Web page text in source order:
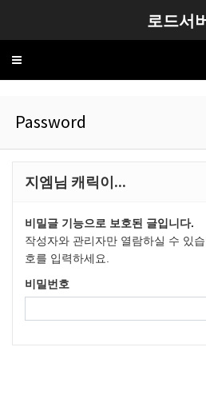
로드서
Toggle
Password
지엠님 캐릭이...
비밀글 기능으로 보호된 글입니다.
작성자와 관리자만 열람하실 수 있
호를 입력하세요.
비밀번호